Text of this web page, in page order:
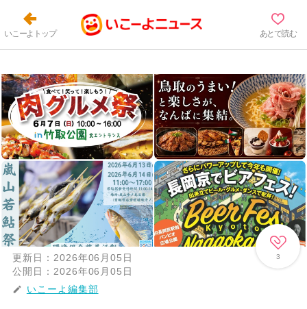
いこーよトップ あとで読む
3
更新日： 2026年06月05日
公開日： 2026年06月05日
いこーよ編集部